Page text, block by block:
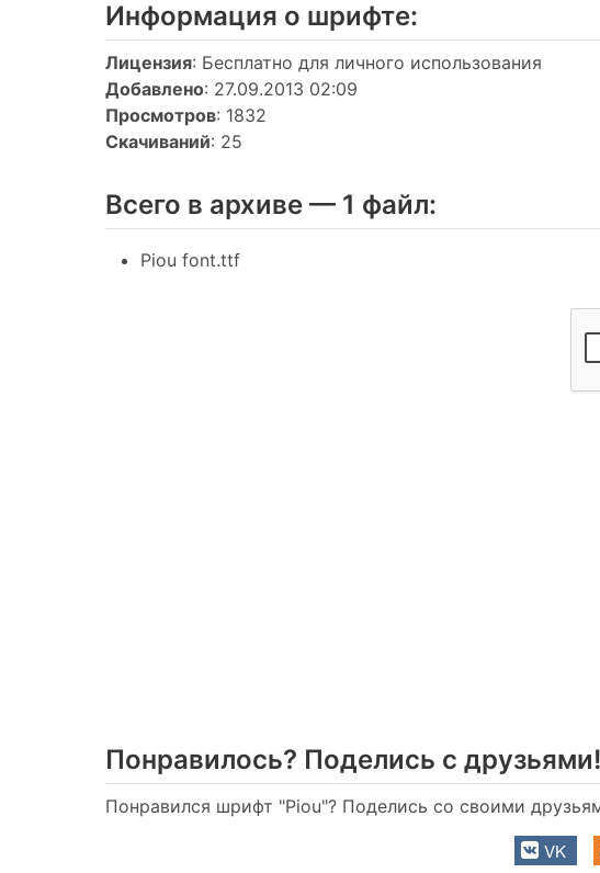
Информация о шрифтe:
Лицензия: Бесплатно для личного использования
Добавлено: 27.09.2013 02:09
Просмотров: 1832
Скачиваний: 25
Всего в архиве — 1 файл:
Piou font.ttf
Понравилось? Поделись с друзьями!
Понравился шрифт "Piou"? Поделись со своими
VK